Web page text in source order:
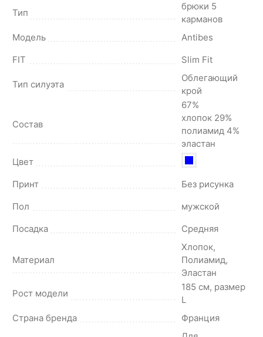
Тип
брюки 5
карманов
Модель
Antibes
FIT
Slim Fit
Тип силуэта
Облегающий
крой
Состав
67%
хлопок 29%
полиамид 4%
эластан
Цвет
Принт
Без рисунка
Пол
мужской
Посадка
Средняя
Материал
Хлопок,
Полиамид,
Эластан
Рост модели
185 см, размер
L
Страна бренда
Франция